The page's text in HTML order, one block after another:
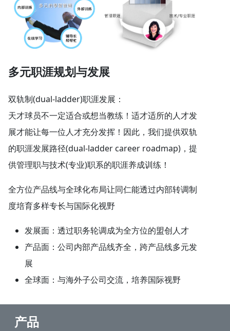
多元职涯规划与发展
双轨制(dual-ladder)职涯发展：
天才球员不一定适合或想当教练！适才适所的人才发
展才能让每一位人才充分发挥！因此，我们提供双轨
的职涯发展路径(dual-ladder career roadmap)，提
供管理职与技术(专业)职系的职涯养成训练！
全方位产品线与全球化布局让同仁能透过内部转调制
度培育多样专长与国际化视野
发展面：透过职务轮调成为全方位的盟创人才
产品面：公司内部产品线齐全，跨产品线多元发
展
全球面：与海外子公司交流，培养国际视野
产品